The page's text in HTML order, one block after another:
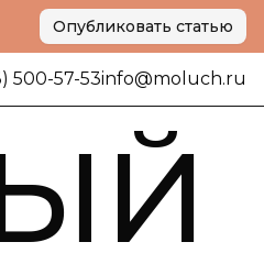
Опубликовать статью
500-57-53info@moluch.ru